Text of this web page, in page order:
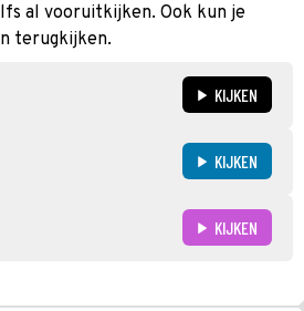
al vooruitkijken. Ook kun je
terugkijken.
KIJKEN
KIJKEN
KIJKEN